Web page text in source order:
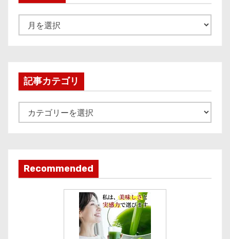
r
v
e
記事カテゴリ
事
ゴ
リ
Recommended